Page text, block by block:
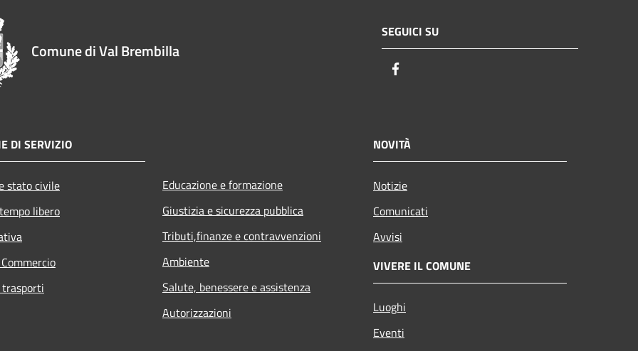
Comune di Val Brembilla
SEGUICI SU
DI SERVIZIO
stato civile
libero
Educazione e formazione
Giustizia e sicurezza pubblica
Tributi,finanze e contravvenzioni
Ambiente
Salute, benessere e assistenza
Autorizzazioni
NOVITÀ
Notizie
Comunicati
Avvisi
VIVERE IL COMUNE
Luoghi
Eventi